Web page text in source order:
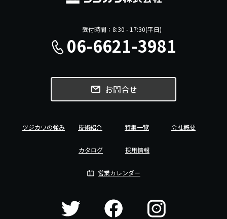
受付時間：8:30 - 17:30(平日)
06-6621-3981
お問合せ
ツジカワの強み 技術紹介 特集一覧 会社概要
カタログ 採用情報
営業カレンダー